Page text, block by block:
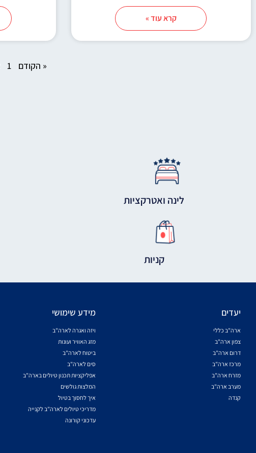
קרא עוד »
« הקודם 1
לינה ואטרקציות
קניות
יעדים
ארה"ב כללי
צפון ארה"ב
דרום ארה"ב
מרכז ארה"ב
מזרח ארה"ב
מערב ארה"ב
קנדה
מידע שימושי
ויזה ואגרה לארה"ב
מזג האוויר ועונות
ביטוח לארה"ב
סים לארה"ב
אפליקציות תכנון טיולים בארה"ב
המלצות גולשים
איך לחסוך בטיול
מדריכי טיולים לארה"ב לקנייה
עדכוני קורונה